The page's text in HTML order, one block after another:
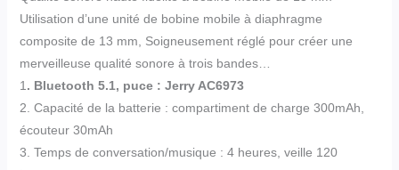
Utilisation d’une unité de bobine mobile à diaphragme
composite de 13 mm, Soigneusement réglé pour créer une
merveilleuse qualité sonore à trois bandes…
1 . Bluetooth 5.1, puce : Jerry AC6973
2. Capacité de la batterie : compartiment de charge 300mAh,
écouteur 30mAh
3. Temps de conversation/musique : 4 heures, veille 120